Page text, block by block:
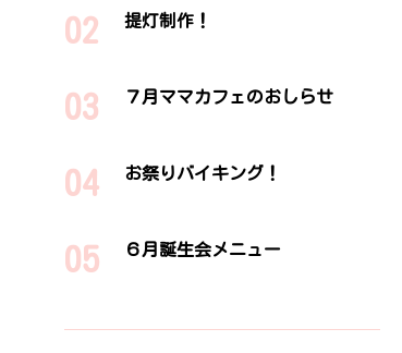
提灯制作！
７月ママカフェのおしらせ
お祭りバイキング！
６月誕生会メニュー